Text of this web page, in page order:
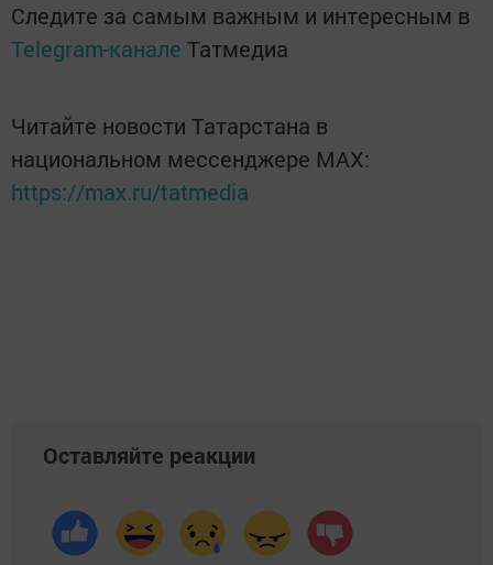
Следите за самым важным и интересным в
Telegram-канале Татмедиа
Читайте новости Татарстана в
национальном мессенджере MАХ:
https://max.ru/tatmedia
Оставляйте реакции